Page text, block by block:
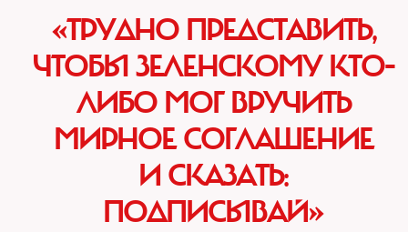
«ТРУДНО ПРЕДСТАВИТЬ,
ЧТОБЫ ЗЕЛЕНСКОМУ КТО-
ЛИБО МОГ ВРУЧИТЬ
МИРНОЕ СОГЛАШЕНИЕ
И СКАЗАТЬ:
ПОДПИСЫВАЙ»